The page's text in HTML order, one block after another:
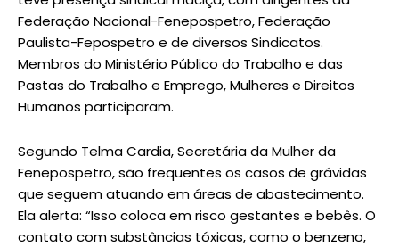
Federação Nacional-Fenepospetro, Federação
Paulista-Fepospetro e de diversos Sindicatos.
Membros do Ministério Público do Trabalho e das
Pastas do Trabalho e Emprego, Mulheres e Direitos
Humanos participaram.
Segundo Telma Cardia, Secretária da Mulher da
Fenepospetro, são frequentes os casos de grávidas
que seguem atuando em áreas de abastecimento.
Ela alerta: “Isso coloca em risco gestantes e bebês. O
contato com substâncias tóxicas, como o benzeno,